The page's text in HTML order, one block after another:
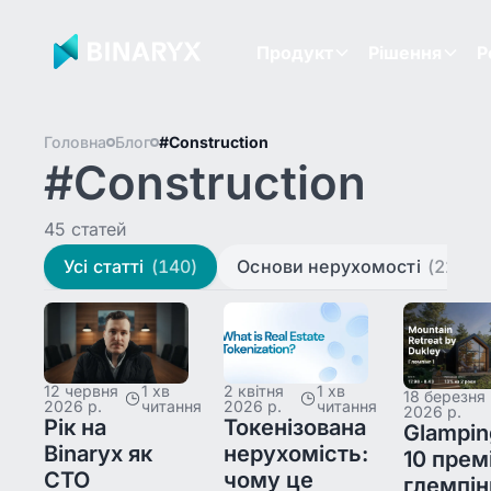
Головна Блог #Construction
#Construction
45 статей
Усі статті (140) Основи нерухомості (22)
12 червня
2026 р.
1 хв
читання
Рік на
Binaryx як
CTO
2 квітня
2026 р.
1 хв
читання
Токенізована
нерухомість:
чому це
18 березня
2026 р.
10